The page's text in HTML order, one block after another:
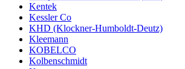
Kentek
Kessler Co
KHD (Klockner-Humboldt-Deutz)
Kleemann
KOBELCO
Kolbenschmidt